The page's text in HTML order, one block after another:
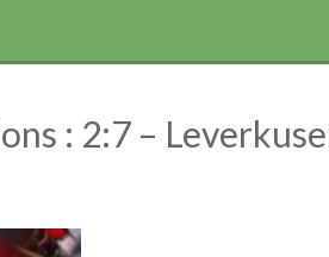
: 2:7 –